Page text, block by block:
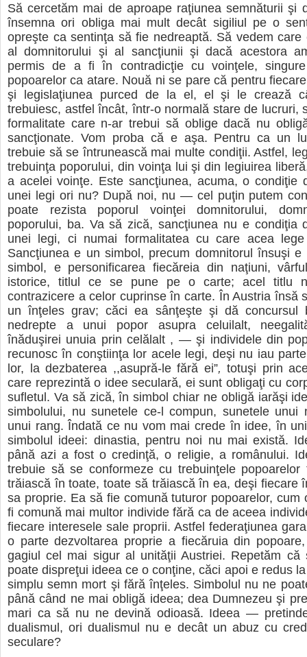
Să cercetăm mai de aproape raţiunea semnăturii şi
însemna ori obliga mai mult decât sigiliul pe o
opreşte ca sentinţa să fie nedreaptă. Să vedem care
al domnitorului şi al sancţiunii şi dacă acestora
permis de a fi în contradicţie cu voinţele,
popoarelor ca atare. Nouă ni se pare că pentru
şi legislaţiunea purced de la el, el şi le crează
trebuiesc, astfel încât, într-o normală stare de lucruri,
formalitate care n-ar trebui să oblige dacă nu
sancţionate. Vom proba că e aşa. Pentru ca un
trebuie să se întrunească mai multe condiţii. Astfel,
trebuinţa poporului, din voinţa lui şi din legiuirea
a acelei voinţe. Este sancţiunea, acuma, o condiţie
unei legi ori nu? După noi, nu — cel puţin putem
poate rezista poporul voinţei domnitorului,
poporului, ba. Va să zică, sancţiunea nu e condiţia
unei legi, ci numai formalitatea cu care acea
Sancţiunea e un simbol, precum domnitorul însuşi e
simbol, e personificarea fiecăreia din naţiuni,
istorice, titlul ce se pune pe o carte; acel titlu
contrazicere a celor cuprinse în carte. În Austria însă
un înţeles grav; căci ea sânţeşte şi dă concursul
nedrepte a unui popor asupra celuilalt,
înăduşirei unuia prin celălalt , — şi individele din
recunosc în conştiinţa lor acele legi, deşi nu iau
lor, la dezbaterea ,,asupră-le fără ei”, totuşi prin
care reprezintă o idee seculară, ei sunt obligaţi cu
sufletul. Va să zică, în simbol chiar ne obligă iarăşi
simbolului, nu sunetele ce-l compun, sunetele unui
unui rang. Îndată ce nu vom mai crede în idee, în
simbolul ideei: dinastia, pentru noi nu mai există.
până azi a fost o credinţă, o religie, a românului.
trebuie să se conformeze cu trebuinţele popoarelor
trăiască în toate, toate să trăiască în ea, deşi fiecare
sa proprie. Ea să fie comună tuturor popoarelor, cum
fi comună mai multor individe fără ca de aceea
fiecare interesele sale proprii. Astfel federaţiunea
o parte dezvoltarea proprie a fiecăruia din
gagiul cel mai sigur al unităţii Austriei. Repetăm că
poate dispreţui ideea ce o conţine, căci apoi e redus
simplu semn mort şi fără înţeles. Simbolul nu ne
până când ne mai obligă ideea; dea Dumnezeu şi
mari ca să nu ne devină odioasă. Ideea —
dualismul, ori dualismul nu e decât un abuz cu
seculare?